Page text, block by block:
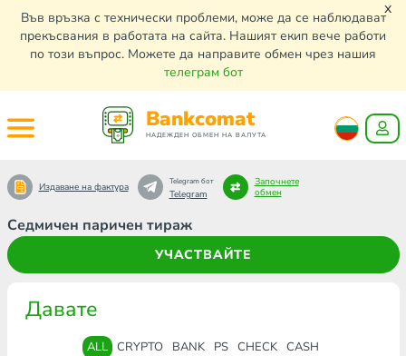
Във връзка с технически проблеми, може да се наблюдават
прекъсвания в работата на сайта. Нашият екип вече работи
по този въпрос. Можете да направите обмен чрез нашия
телеграм бот
x
Bankcomat
НАДЕЖДЕН ОБМЕН НА ВАЛУТА
Седмичен паричен тираж
УЧАСТВАЙТЕ
Издаване на фактура Telegram бот
Telegram
Започнете
обмен
Давате
ALL CRYPTO BANK PS CHECK CASH